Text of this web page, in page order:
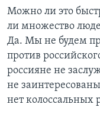
Можно ли это
ли множество
Да. Мы не будем
против
россияне не
не
нет колоссальных